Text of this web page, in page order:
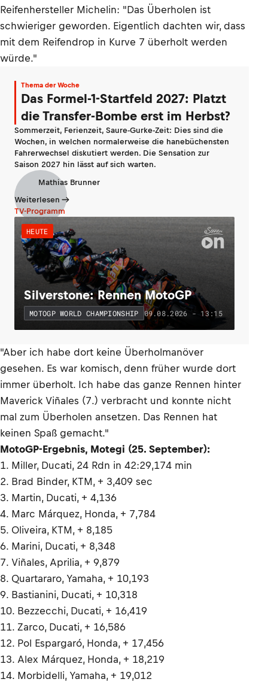
Reifenhersteller Michelin: "Das Überholen ist
schwieriger geworden. Eigentlich dachten wir, dass
mit dem Reifendrop in Kurve 7 überholt werden
würde."
Thema der Woche
Das Formel-1-Startfeld 2027: Platzt
die Transfer-Bombe erst im Herbst?
Sommerzeit, Ferienzeit, Saure-Gurke-Zeit: Dies sind die
Wochen, in welchen normalerweise die hanebüchensten
Fahrerwechsel diskutiert werden. Die Sensation zur
Saison 2027 hin lässt auf sich warten.
Mathias Brunner
Weiterlesen
TV-Programm
HEUTE
Silverstone: Rennen MotoGP
MOTOGP WORLD CHAMPIONSHIP 09.08.2026 - 13:15
"Aber ich habe dort keine Überholmanöver
gesehen. Es war komisch, denn früher wurde dort
immer überholt. Ich habe das ganze Rennen hinter
Maverick Viñales (7.) verbracht und konnte nicht
mal zum Überholen ansetzen. Das Rennen hat
keinen Spaß gemacht."
MotoGP-Ergebnis, Motegi (25. September):
1. Miller, Ducati, 24 Rdn in 42:29,174 min
2. Brad Binder, KTM, + 3,409 sec
3. Martin, Ducati, + 4,136
4. Marc Márquez, Honda, + 7,784
5. Oliveira, KTM, + 8,185
6. Marini, Ducati, + 8,348
7. Viñales, Aprilia, + 9,879
8. Quartararo, Yamaha, + 10,193
9. Bastianini, Ducati, + 10,318
10. Bezzecchi, Ducati, + 16,419
11. Zarco, Ducati, + 16,586
12. Pol Espargaró, Honda, + 17,456
13. Alex Márquez, Honda, + 18,219
14. Morbidelli, Yamaha, + 19,012